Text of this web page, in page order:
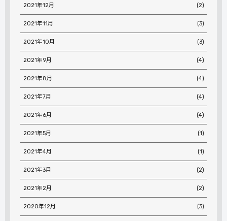
2021年12月 (2)
2021年11月 (3)
2021年10月 (3)
2021年9月 (4)
2021年8月 (4)
2021年7月 (4)
2021年6月 (4)
2021年5月 (1)
2021年4月 (1)
2021年3月 (2)
2021年2月 (2)
2020年12月 (3)